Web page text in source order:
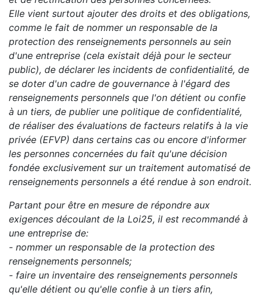
Elle vient surtout ajouter des droits et des obligations,
comme le fait de nommer un responsable de la
protection des renseignements personnels au sein
d'une entreprise (cela existait déjà pour le secteur
public), de déclarer les incidents de confidentialité, de
se doter d'un cadre de gouvernance à l'égard des
renseignements personnels que l'on détient ou confie
à un tiers, de publier une politique de confidentialité,
de réaliser des évaluations de facteurs relatifs à la vie
privée (EFVP) dans certains cas ou encore d'informer
les personnes concernées du fait qu'une décision
fondée exclusivement sur un traitement automatisé de
renseignements personnels a été rendue à son endroit.
Partant pour être en mesure de répondre aux
exigences découlant de la Loi25, il est recommandé à
une entreprise de:
- nommer un responsable de la protection des
renseignements personnels;
- faire un inventaire des renseignements personnels
qu'elle détient ou qu'elle confie à un tiers afin,